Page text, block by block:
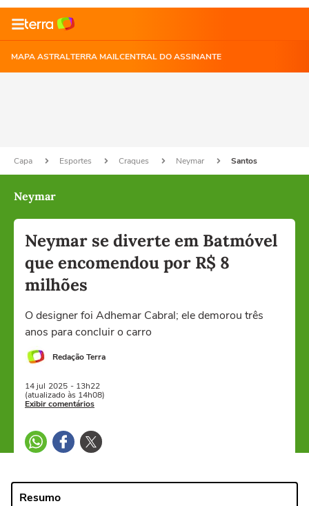
MAPA ASTRALTERRA MAILCENTRAL DO ASSINANTE
Capa Esportes Craques Neymar Santos
Neymar
Neymar se diverte em Batmóvel
que encomendou por R$ 8
milhões
O designer foi Adhemar Cabral; ele demorou três
anos para concluir o carro
Redação Terra
14 jul 2025 - 13h22
(atualizado às 14h08)
Exibir comentários
Resumo